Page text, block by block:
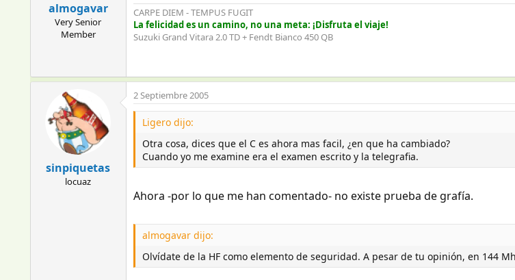
almogavar
Very Senior
Member
CARPE DIEM - TEMPUS FUGIT
La felicidad es un camino, no una meta: ¡Disfruta el viaje!
Suzuki Grand Vitara 2.0 TD + Fendt Bianco 450 QB
sinpiquetas
locuaz
2 Septiembre 2005
Ligero dijo:
Otra cosa, dices que el C es ahora mas facil, ¿en que ha cambiado?
Cuando yo me examine era el examen escrito y la telegrafia.
Ahora -por lo que me han comentado- no existe prueba de grafía.
almogavar dijo:
Olvídate de la HF como elemento de seguridad. A pesar de tu opinión, en 144